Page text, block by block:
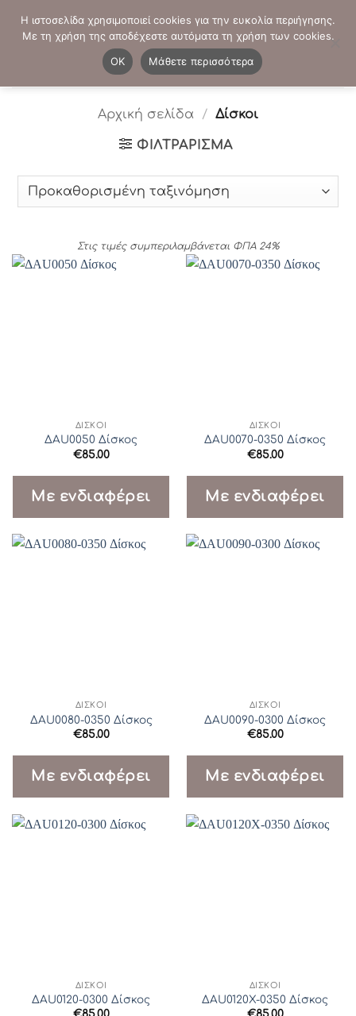
στο
ΤΗΛΕΦΩΝΙΚΕΣ ΠΑΡΑΓΓΕΛΙΕΣ: - 2103821941
Αρχική σελίδα / Δίσκοι
ΦΙΛΤΡΆΡΙΣΜΑ
Στις τιμές συμπεριλαμβάνεται ΦΠΑ 24%
ΔΊΣΚΟΙ
ΔAU0050 Δίσκος
€85.00
Με ενδιαφέρει
ΔΊΣΚΟΙ
ΔAU0070-0350 Δίσκος
€85.00
Με ενδιαφέρει
ΔΊΣΚΟΙ
ΔAU0080-0350 Δίσκος
€85.00
Με ενδιαφέρει
ΔΊΣΚΟΙ
ΔAU0090-0300 Δίσκος
€85.00
Με ενδιαφέρει
ΔΊΣΚΟΙ
ΔAU0120-0300 Δίσκος
ΔΊΣΚΟΙ
ΔAU0120X-0350 Δίσκος
Η ιστοσελίδα χρησιμοποιεί cookies για την ευκολία περιήγησης.
Με τη χρήση της αποδέχεστε αυτόματα τη χρήση των cookies.
OK
Μάθετε περισσότερα